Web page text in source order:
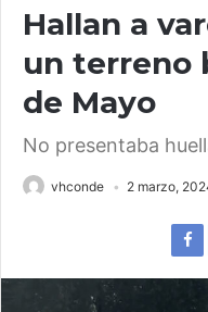
Hallan a
un terreno
de Mayo
No presentaba
vhconde 2 marzo,